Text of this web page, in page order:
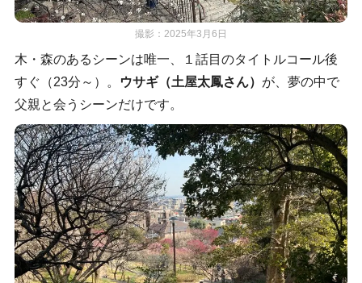
撮影：2025年3月6日
木・森のあるシーンは唯一、１話目のタイトルコール後
すぐ（23分～）。
ウサギ（土屋太鳳さん） が、夢の中で
父親と会うシーンだけです。